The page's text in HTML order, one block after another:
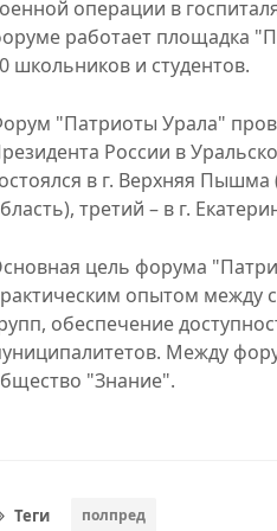
операции в
работает площадка
школьников и студентов.
"Патриоты Урала"
России в
в г. Верхняя Пышма
третий – в г.
цель форума
опытом между
обеспечение
Между
"Знание".
Теги полпред